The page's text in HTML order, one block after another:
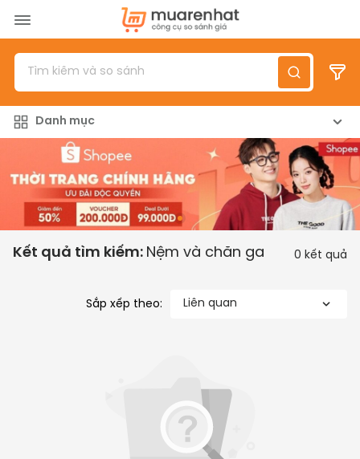
Menu
Sản phẩm
Đánh giá sản phẩm
Giới thiệu
Đăng nhập/Đăng ký
Danh mục
Kết quả tìm kiếm: Nệm và chăn ga 0 kết quả
Sắp xếp theo: Liên quan